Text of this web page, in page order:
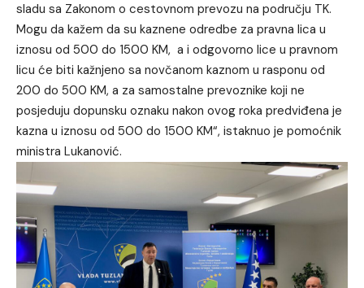
sladu sa Zakonom o cestovnom prevozu na području TK.
Mogu da kažem da su kaznene odredbe za pravna lica u
iznosu od 500 do 1500 KM, a i odgovorno lice u pravnom
licu će biti kažnjeno sa novčanom kaznom u rasponu od
200 do 500 KM, a za samostalne prevoznike koji ne
posjeduju dopunsku oznaku nakon ovog roka predviđena je
kazna u iznosu od 500 do 1500 KM“, istaknuo je pomoćnik
ministra Lukanović.